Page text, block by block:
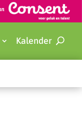
Kalender